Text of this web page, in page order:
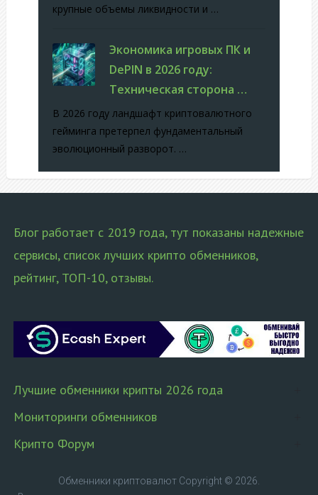
крупные объемы ликвидности и …
Экономика игровых ПК и
DePIN в 2026 году:
Техническая сторона …
В 2026 году ландшафт криптовалютного
гейминга претерпел фундаментальный
эволюционный разворот. …
Блог работает с 2019 года, тут показаны надежные
сервисы, список лучших крипто обменников,
рейтинг, ТОП-10, отзывы.
Лучшие обменники крипты 2026 года
Мониторинги обменников
Крипто Форум
Обменники криптовалютCopyright © 2026.